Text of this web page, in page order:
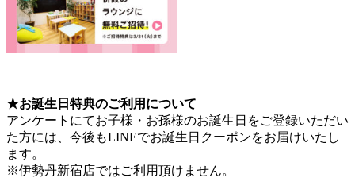
★お誕生日特典のご利用について
アンケートにてお子様・お孫様のお誕生日をご登録いただい
た方には、今後もLINEでお誕生日クーポンをお届けいたし
ます。
※伊勢丹新宿店ではご利用頂けません。